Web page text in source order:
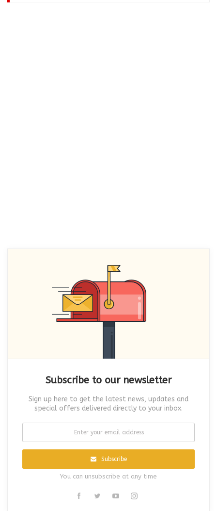
Subscribe to our newsletter
Sign up here to get the latest news, updates and
special offers delivered directly to your inbox.
Subscribe
You can unsubscribe at any time